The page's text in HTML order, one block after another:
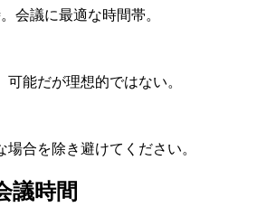
会議に最適な時間帯。
可能だが理想的ではない。
合を除き避けてください。
議時間